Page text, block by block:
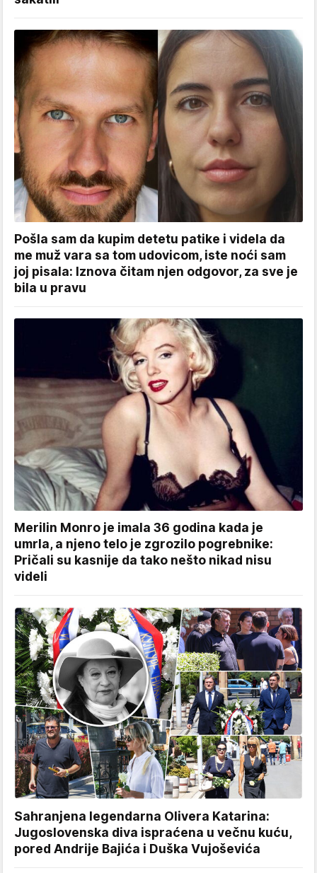
Pošla sam da kupim detetu patike i videla da
me muž vara sa tom udovicom, iste noći sam
joj pisala: Iznova čitam njen odgovor, za sve je
bila u pravu
Merilin Monro je imala 36 godina kada je
umrla, a njeno telo je zgrozilo pogrebnike:
Pričali su kasnije da tako nešto nikad nisu
videli
Sahranjena legendarna Olivera Katarina:
Jugoslovenska diva ispraćena u večnu kuću,
pored Andrije Bajića i Duška Vujoševića